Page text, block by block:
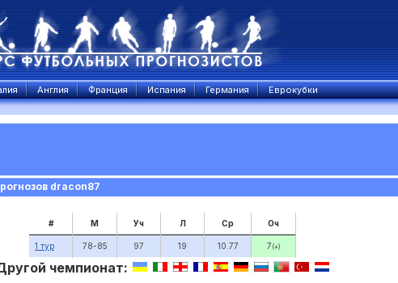
Англия Франция Испания Германия Еврокубки
dracon87
# М Уч Л Ср Оч
1 тур 78-85 97 19 10.77 7 (+)
чемпионат: